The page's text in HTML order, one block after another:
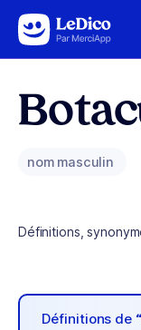
Aller au contenu
nom masculin
Définitions,
Définitions de